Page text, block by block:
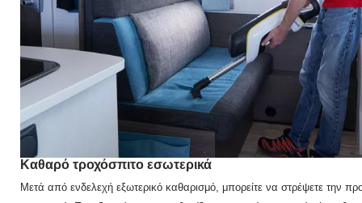
Καθαρό τροχόσπιτο εσωτερικά
Μετά από ενδελεχή εξωτερικό καθαρισμό, μπορείτε να στρέψετε την